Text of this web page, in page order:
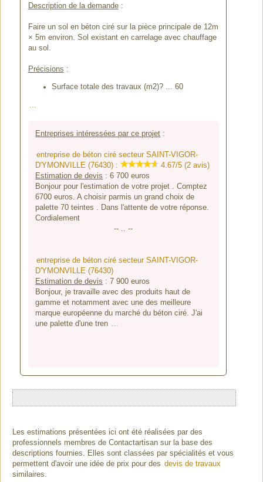
Description de la demande:
Faire un sol en béton ciré sur la pièce principale de 12m
× 5m environ. Sol existant en carrelage avec chauffage
au sol.
Précisions :
Surface totale des travaux (m2)? ... 60
...
Entreprises intéressées par ce projet :
entreprise de béton ciré secteur SAINT-VIGOR-
D'YMONVILLE (76430) :
4.67/5 (2 avis)
Estimation de devis :6 700 euros
Bonjour pour l'estimation de votre projet . Comptez
6700 euros. A choisir parmis un grand choix de
palette 70 teintes . Dans l'attente de votre réponse.
Cordialement
-- .. --
entreprise de béton ciré secteur SAINT-VIGOR-
D'YMONVILLE (76430)
Estimation de devis :7 900 euros
Bonjour, je travaille avec des produits haut de
gamme et notamment avec une des meilleure
marque européenne du marché du béton ciré. J'ai
une palette d'une tren
Les estimations présentées ici ont été réalisées par des
professionnels membres de Contactartisan sur la base des
descriptions fournies. Elles sont classées par spécialités et vous
permettent d'avoir une idée de prix pour des devis de travaux
similaires.